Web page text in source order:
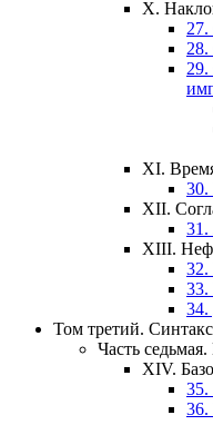
X.
27.
28.
29.
XI.
30.
XII.
31.
XIII.
32.
33.
34.
Том третий.
Часть седьмая.
XIV.
35.
36.